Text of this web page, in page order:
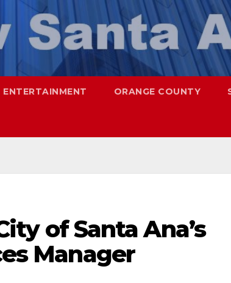
ENTERTAINMENT ORANGE COUNTY
of Santa Ana’s
Manager